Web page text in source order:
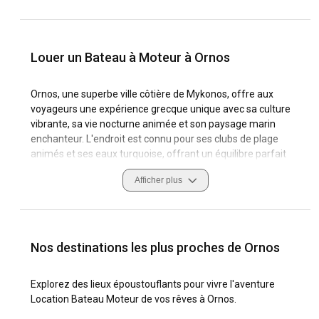
Louer un Bateau à Moteur à Ornos
Ornos, une superbe ville côtière de Mykonos, offre aux
voyageurs une expérience grecque unique avec sa culture
vibrante, sa vie nocturne animée et son paysage marin
enchanteur. L'endroit est connu pour ses clubs de plage
animés et ses eaux turquoise, offrant un équilibre parfait
entre détente et plaisir.
la vue de tous. Il possède des conditions de navigation
et ses côtes étendues. Les marinas d'Ornos abritent une
collection diversifiée de bateaux à moteur, offrant des
location horaire ou hebdomadaire. Naviguer à Ornos est
similaire à une Odyssée grecque, où vous rencontrez des
Afficher plus
Nos destinations les plus proches de Ornos
Explorez des lieux époustouflants pour vivre l'aventure
Location Bateau Moteur de vos rêves à Ornos.